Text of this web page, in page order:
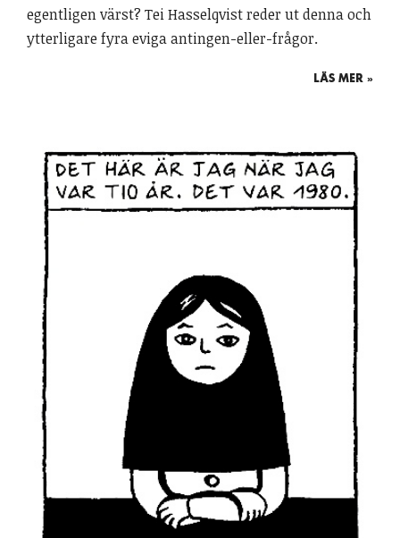
egentligen värst? Tei Hasselqvist reder ut denna och
ytterligare fyra eviga antingen-eller-frågor.
LÄS MER »